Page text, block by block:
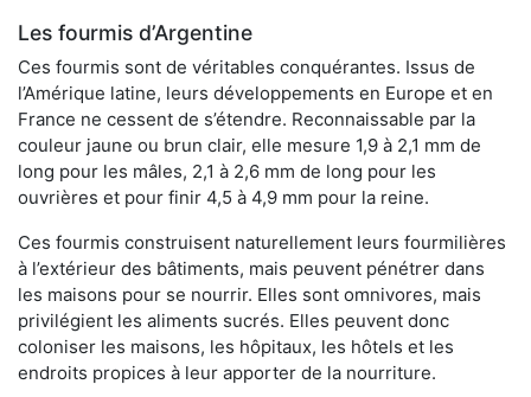
Les fourmis d’Argentine
Ces fourmis sont de véritables conquérantes. Issus de
l’Amérique latine, leurs développements en Europe et en
France ne cessent de s’étendre. Reconnaissable par la
couleur jaune ou brun clair, elle mesure 1,9 à 2,1 mm de
long pour les mâles, 2,1 à 2,6 mm de long pour les
ouvrières et pour finir 4,5 à 4,9 mm pour la reine.
Ces fourmis construisent naturellement leurs fourmilières
à l’extérieur des bâtiments, mais peuvent pénétrer dans
les maisons pour se nourrir. Elles sont omnivores, mais
privilégient les aliments sucrés. Elles peuvent donc
coloniser les maisons, les hôpitaux, les hôtels et les
endroits propices à leur apporter de la nourriture.